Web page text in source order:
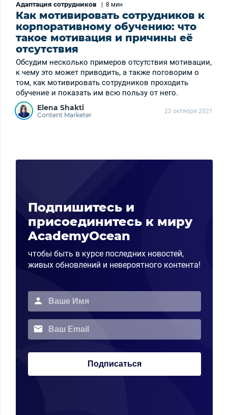
Адаптация сотрудников 8 мин
Как мотивировать сотрудников к
корпоративному обучению: что
такое мотивация и причины её
отсутствия
Обсудим несколько примеров отсутствия мотивации,
к чему это может приводить, а также поговорим о
том, как мотивировать сотрудников проходить
обучение и показать им всю пользу от него.
Elena Shakti
Content Marketer 23 октября 2021
Подпишитесь и
присоединитесь к миру
AcademyOcean
чтобы быть в курсе последних новостей,
живых обновлений и невероятного контента!
Подписаться